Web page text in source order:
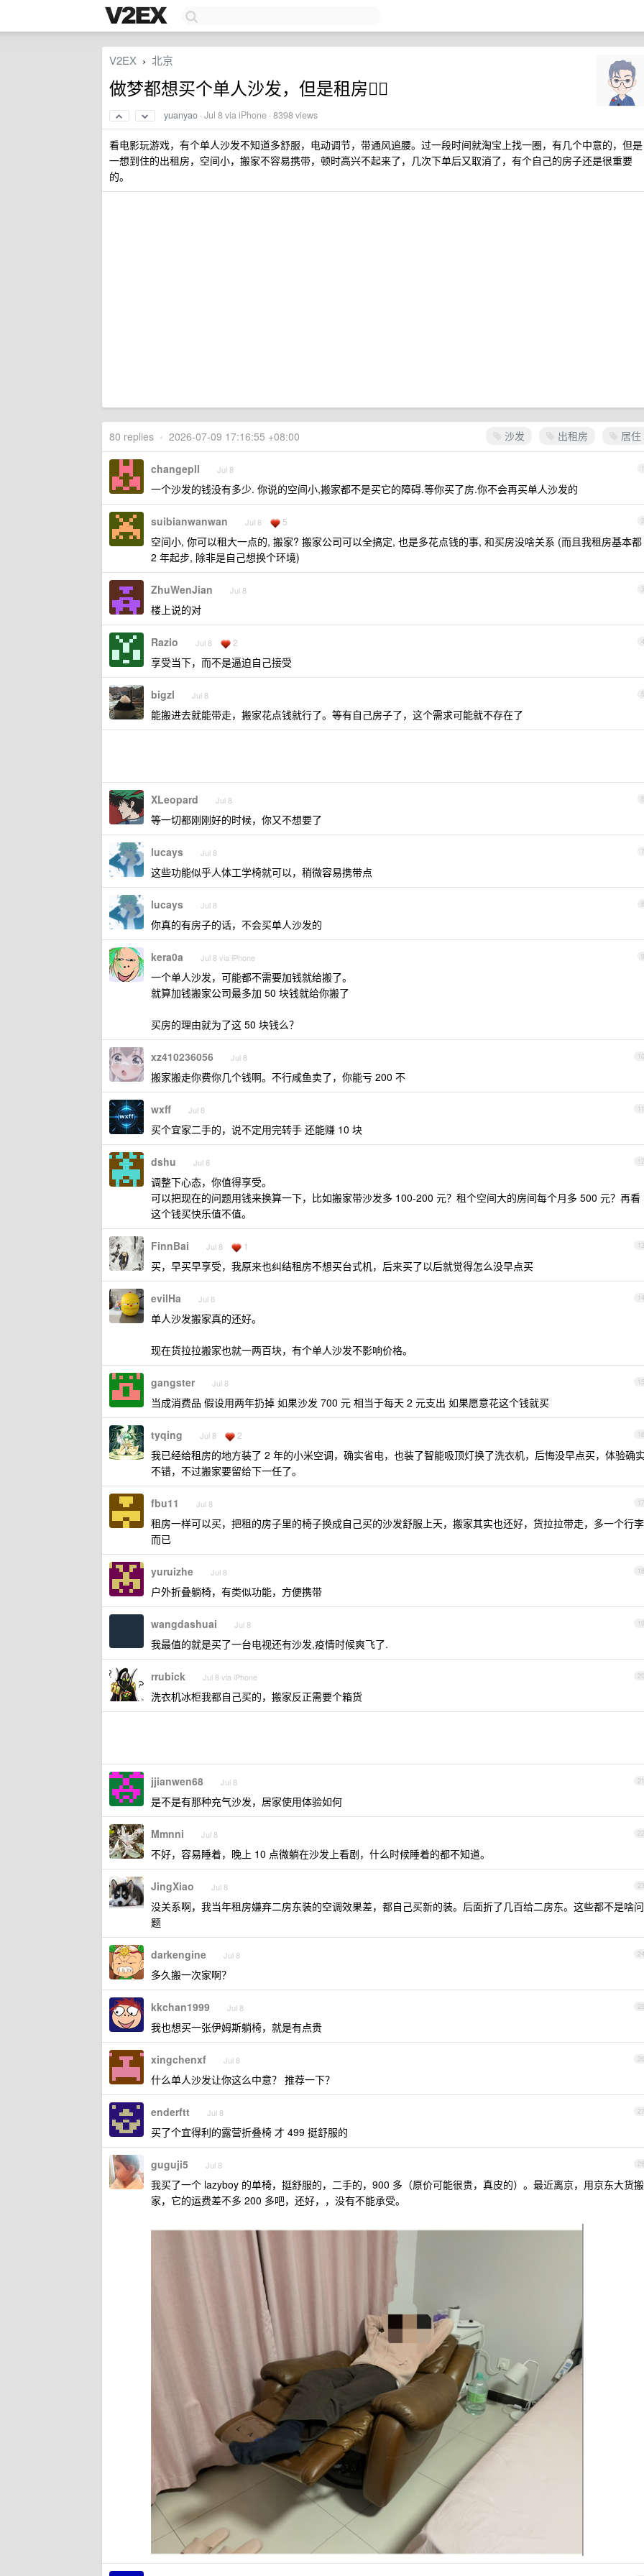
V2EX › 北京
做梦都想买个单人沙发，但是租房😮‍💨
yuanyao ·Jul 8via iPhone · 8398 views
看电影玩游戏，有个单人沙发不知道多舒服，电动调节，带通风追腰。过一段时间就淘宝上找一圈，有几个中意的，但是
一想到住的出租房，空间小，搬家不容易携带，顿时高兴不起来了，几次下单后又取消了，有个自己的房子还是很重要
的。
沙发 出租房 居住
80 replies • 2026-07-09 17:16:55 +08:00
1
changepll Jul 8
一个沙发的钱没有多少. 你说的空间小,搬家都不是买它的障碍.等你买了房.你不会再买单人沙发的
2
suibianwanwan Jul 8 5
空间小, 你可以租大一点的, 搬家? 搬家公司可以全搞定, 也是多花点钱的事, 和买房没啥关系 (而且我租房基本都
2 年起步, 除非是自己想换个环境)
3
ZhuWenJian Jul 8
楼上说的对
4
Razio Jul 8 2
享受当下，而不是逼迫自己接受
5
bigzl Jul 8
能搬进去就能带走，搬家花点钱就行了。等有自己房子了，这个需求可能就不存在了
6
XLeopard Jul 8
等一切都刚刚好的时候，你又不想要了
7
lucays Jul 8
这些功能似乎人体工学椅就可以，稍微容易携带点
8
lucays Jul 8
你真的有房子的话，不会买单人沙发的
9
kera0a Jul 8 via iPhone
一个单人沙发，可能都不需要加钱就给搬了。
就算加钱搬家公司最多加 50 块钱就给你搬了
买房的理由就为了这 50 块钱么？
10
xz410236056 Jul 8
搬家搬走你费你几个钱啊。不行咸鱼卖了，你能亏 200 不
11
wxff Jul 8
买个宜家二手的，说不定用完转手 还能赚 10 块
12
dshu Jul 8
调整下心态，你值得享受。
可以把现在的问题用钱来换算一下，比如搬家带沙发多 100-200 元？租个空间大的房间每个月多 500 元？再看
这个钱买快乐值不值。
13
FinnBai Jul 8 1
买，早买早享受，我原来也纠结租房不想买台式机，后来买了以后就觉得怎么没早点买
14
evilHa Jul 8
单人沙发搬家真的还好。
现在货拉拉搬家也就一两百块，有个单人沙发不影响价格。
15
gangster Jul 8
当成消费品 假设用两年扔掉 如果沙发 700 元 相当于每天 2 元支出 如果愿意花这个钱就买
16
tyqing Jul 8 2
我已经给租房的地方装了 2 年的小米空调，确实省电，也装了智能吸顶灯换了洗衣机，后悔没早点买，体验确实
不错，不过搬家要留给下一任了。
17
fbu11 Jul 8
租房一样可以买，把租的房子里的椅子换成自己买的沙发舒服上天，搬家其实也还好，货拉拉带走，多一个行李
而已
18
yuruizhe Jul 8
户外折叠躺椅，有类似功能，方便携带
19
wangdashuai Jul 8
我最值的就是买了一台电视还有沙发,疫情时候爽飞了.
20
rrubick Jul 8 via iPhone
洗衣机冰柜我都自己买的，搬家反正需要个箱货
21
jjianwen68 Jul 8
是不是有那种充气沙发，居家使用体验如何
22
Mmnni Jul 8
不好，容易睡着，晚上 10 点微躺在沙发上看剧，什么时候睡着的都不知道。
23
JingXiao Jul 8
没关系啊，我当年租房嫌弃二房东装的空调效果差，都自己买新的装。后面折了几百给二房东。这些都不是啥问
题
24
darkengine Jul 8
多久搬一次家啊？
25
kkchan1999 Jul 8
我也想买一张伊姆斯躺椅，就是有点贵
26
xingchenxf Jul 8
什么单人沙发让你这么中意？ 推荐一下？
27
enderftt Jul 8
买了个宜得利的露营折叠椅 才 499 挺舒服的
28
guguji5 Jul 8
我买了一个 lazyboy 的单椅，挺舒服的，二手的，900 多（原价可能很贵，真皮的）。最近离京，用京东大货搬
家，它的运费差不多 200 多吧，还好，，没有不能承受。